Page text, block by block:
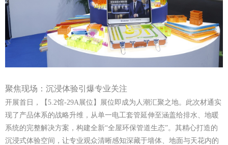
聚焦现场：沉浸体验引爆专业关注
开展首日，
【5.2馆-29A展位】展位即成为人潮汇聚之地。此次材通实
现了产品体系的战略升维，从单一电工套管延伸至涵盖给排水、地暖
系统的完整解决方案，构建全新“全屋环保管道生态”。其精心打造的
沉浸式体验空间，让专业观众清晰感知深藏于墙体、地面与天花内的